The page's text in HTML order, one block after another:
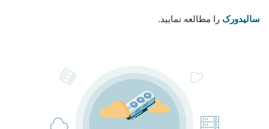
سالیدورک را مطالعه نمایید.